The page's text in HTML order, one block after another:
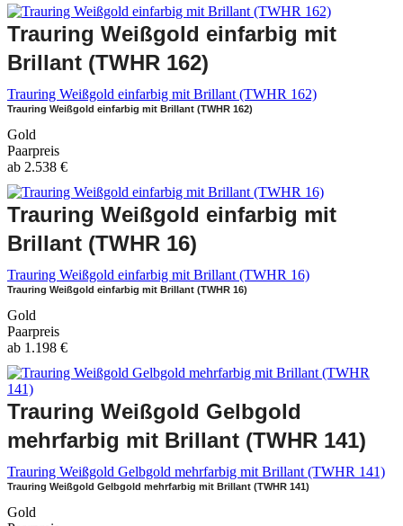
Trauring Weißgold einfarbig mit
Brillant (TWHR 162)
Trauring Weißgold einfarbig mit Brillant (TWHR 162)
Trauring Weißgold einfarbig mit Brillant (TWHR 162)
Gold
Paarpreis
ab 2.538 €
Trauring Weißgold einfarbig mit
Brillant (TWHR 16)
Trauring Weißgold einfarbig mit Brillant (TWHR 16)
Trauring Weißgold einfarbig mit Brillant (TWHR 16)
Gold
Paarpreis
ab 1.198 €
Trauring Weißgold Gelbgold
mehrfarbig mit Brillant (TWHR 141)
Trauring Weißgold Gelbgold mehrfarbig mit Brillant (TWHR 141)
Trauring Weißgold Gelbgold mehrfarbig mit Brillant (TWHR 141)
Gold